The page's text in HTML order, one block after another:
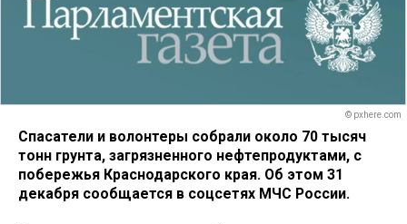
© pxhere.com
Спасатели и волонтеры собрали около 70 тысяч
тонн грунта, загрязненного нефтепродуктами, с
побережья Краснодарского края. Об этом 31
декабря сообщается в соцсетях МЧС России.